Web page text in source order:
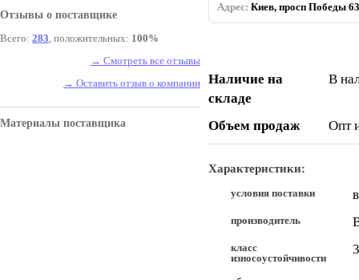
Отзывы о поставщике
Всего: 283, положительных: 100%
→ Смотреть все отзывы
→ Оставить отзыв о компании
Материалы поставщика
Адрес: Киев, просп Победы
Наличие на
складе
В
Объем продаж Опт
Характеристики:
условия поставки
производитель
класс
износоустойчивости